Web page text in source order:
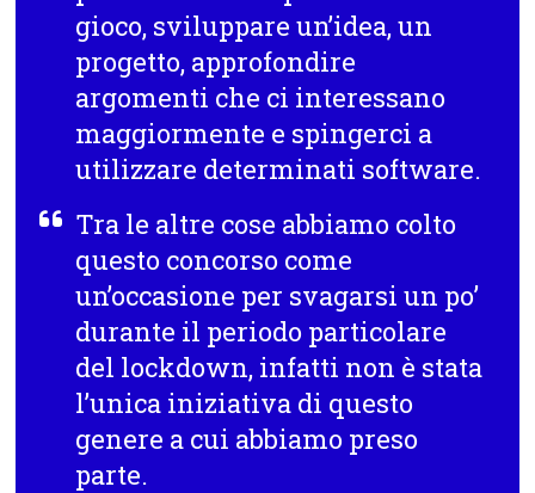
gioco, sviluppare un’idea, un
progetto, approfondire
argomenti che ci interessano
maggiormente e spingerci a
utilizzare determinati software.
Tra le altre cose abbiamo colto
questo concorso come
un’occasione per svagarsi un po’
durante il periodo particolare
del lockdown, infatti non è stata
l’unica iniziativa di questo
genere a cui abbiamo preso
parte.